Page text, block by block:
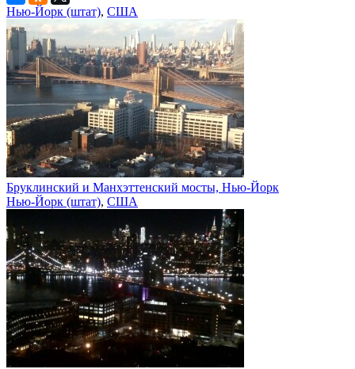
Нью-Йорк (штат), США
Бруклинский и Манхэттенский мосты, Нью-Йорк
Нью-Йорк (штат), США